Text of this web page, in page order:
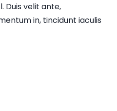
Duis velit ante,
in, tincidunt iaculis